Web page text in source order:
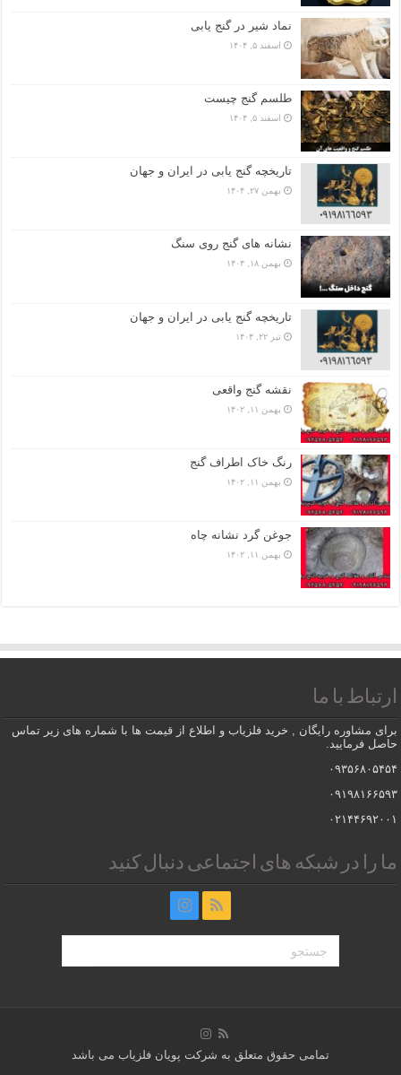
نماد شیر در گنج یابی
اسفند ۵, ۱۴۰۴
طلسم گنج چیست
اسفند ۵, ۱۴۰۴
تاریخچه گنج‌ یابی در ایران و جهان
بهمن ۲۷, ۱۴۰۴
نشانه های گنج روی سنگ
بهمن ۱۸, ۱۴۰۴
تاریخچه گنج‌ یابی در ایران و جهان
تیر ۲۲, ۱۴۰۴
نقشه گنج واقعی
بهمن ۱۱, ۱۴۰۲
رنگ خاک اطراف گنج
بهمن ۱۱, ۱۴۰۲
جوغن گرد نشانه چاه
بهمن ۱۱, ۱۴۰۲
ارتباط با ما
برای مشاوره رایگان , خرید فلزیاب و اطلاع از قیمت ها با شماره های زیر تماس
حاصل فرمایید.
۰۹۳۵۶۸۰۵۴۵۴
۰۹۱۹۸۱۶۶۵۹۳
۰۲۱۴۴۶۹۲۰۰۱
ما را در شبکه های اجتماعی دنبال کنید
تمامی حقوق متعلق به شرکت پویان فلزیاب می باشد